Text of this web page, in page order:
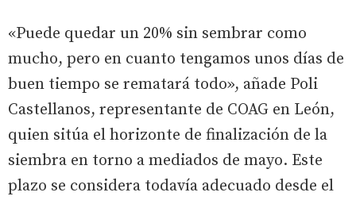
«Puede quedar un 20% sin sembrar como
mucho, pero en cuanto tengamos unos días de
buen tiempo se rematará todo», añade Poli
Castellanos, representante de COAG en León,
quien sitúa el horizonte de finalización de la
siembra en torno a mediados de mayo. Este
plazo se considera todavía adecuado desde el